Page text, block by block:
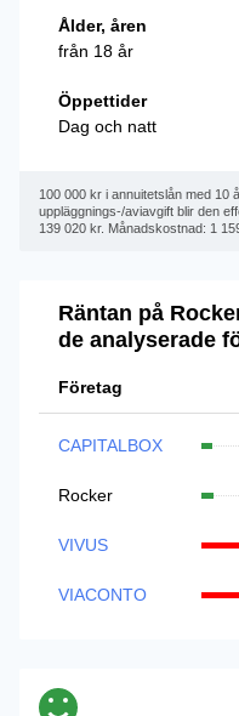
Ålder, åren
från 18 år
Öppettider
Dag och natt
100 000 kr i annuitetslån med 10
uppläggnings-/aviavgift blir den
139 020 kr. Månadskostnad: 1
Räntan på
de analyserade
Företag
CAPITALBOX
Rocker
VIVUS
VIACONTO